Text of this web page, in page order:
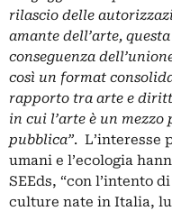
rilascio delle
amante dell’arte,
conseguenza
così un format
rapporto tra arte e
in cui l’arte è un
pubblica”. L’interesse
umani e l’ecologia
SEEds, “con l’intento
culture nate in Italia,